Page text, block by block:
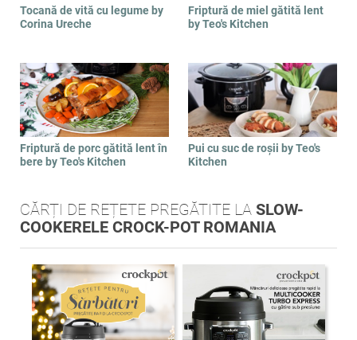
Tocană de vită cu legume by
Corina Ureche
Friptură de miel gătită lent
by Teo's Kitchen
Friptură de porc gătită lent în
bere by Teo's Kitchen
Pui cu suc de roșii by Teo's
Kitchen
CĂRȚI DE REȚETE PREGĂTITE LASLOW-
COOKERELE CROCK-POT ROMANIA